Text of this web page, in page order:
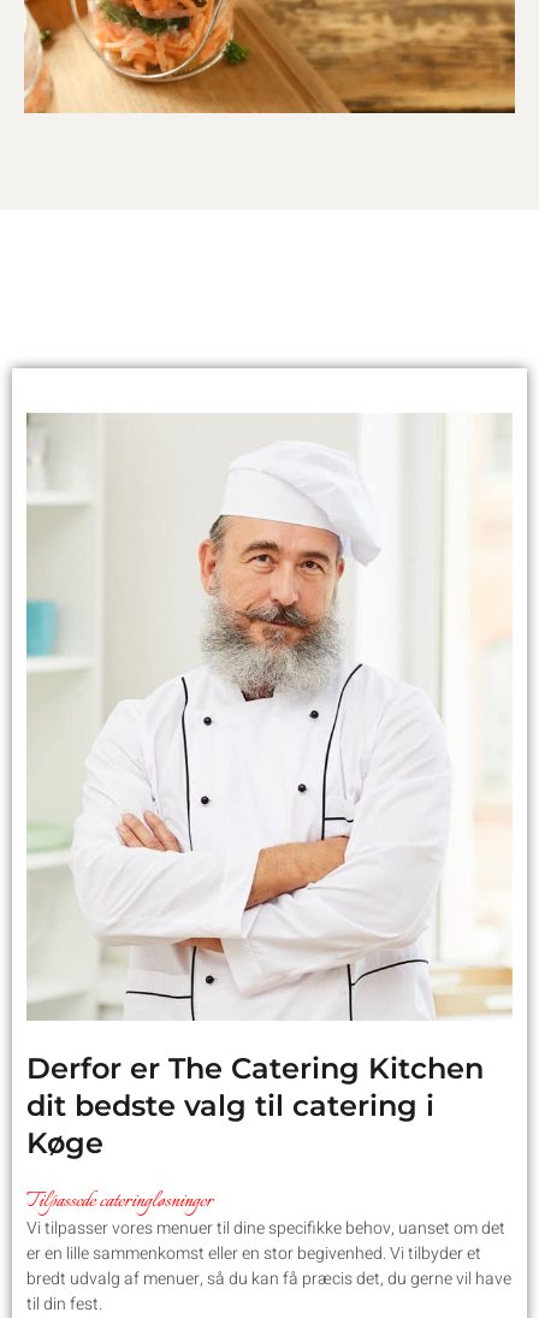
Derfor er The Catering Kitchen
dit bedste valg til catering i
Køge
Tilpassede cateringløsninger
Vi tilpasser vores menuer til dine specifikke behov, uanset om det
er en lille sammenkomst eller en stor begivenhed. Vi tilbyder et
bredt udvalg af menuer, så du kan få præcis det, du gerne vil have
til din fest.